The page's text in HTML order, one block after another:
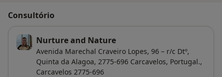
Consultório
Nurture and Nature
Avenida Marechal Craveiro Lopes, 96 – r/c Dtº,
Quinta da Alagoa, 2775-696 Carcavelos, Portugal.,
Carcavelos 2775-696